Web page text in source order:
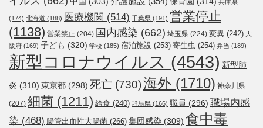
兵庫県
(174) 北海道 (188) 医療機関 (514) 千葉県 (191) 営業停止
(1138) 営業禁止 (204) 国内感染 (662) 埼玉県 (224) 変異 (242) 大
阪府 (169) 子ども (320) 学校 (185) 宿泊施設 (253) 寄生虫 (254) 弁当 (189)
新型コロナウイルス (4543) 新型肺
炎 (310) 東京都 (298) 死亡 (730)海外 (1710) 神奈川県
(207) 細菌 (1211) 給食 (240) 群馬県 (166) 職員 (296) 職場内感
染 (468) 腸管出血性大腸菌 (266) 集団感染 (309) 食中毒